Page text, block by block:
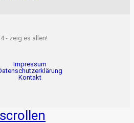
- zeig es allen!
Impressum
Kontakt